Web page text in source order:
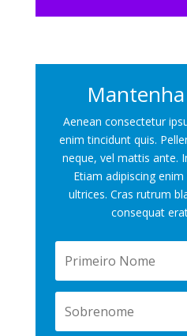
Aenean consectetur
enim tincidunt quis.
neque, vel mattis ante.
Etiam adipiscing
ultrices. Cras rutrum
consequat